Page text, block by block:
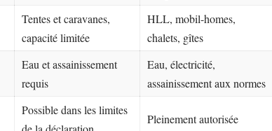
Tentes et caravanes,
capacité limitée
HLL, mobil-homes,
chalets, gîtes
Eau et assainissement
requis
Eau, électricité,
assainissement aux normes
Possible dans les limites
Pleinement autorisée